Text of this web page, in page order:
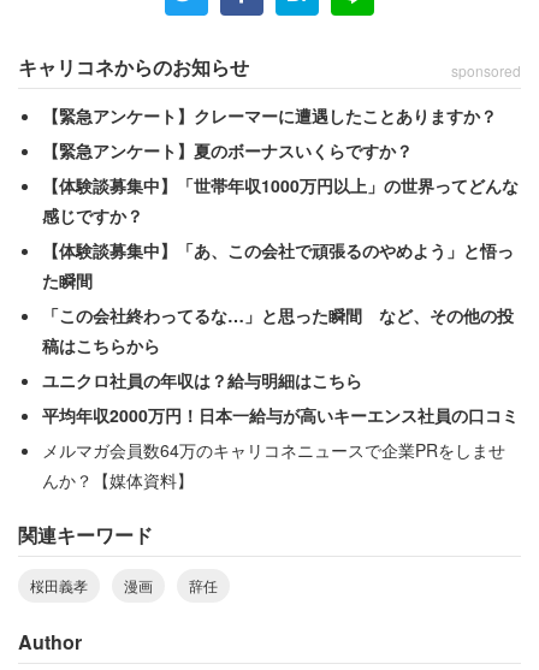
大学入試に失敗した後、アルバイトで大工の仕事を始め
る。2年働き、周囲のすすめで明治大学の夜間部に入学し
た。25歳で建設会社を立ち上げ、30歳で柏青年会議所に
入所。33歳で理事長になった。
その後、1987年に柏市議会議員、1995年に県議会議員、
1996年に衆院選に当選するのだが、出馬を決めた背景と
「成功している人たちとのつき合いが増え 彼らの
家を直接手がけているうちに だんだんと自分もこ
の人たちと付き合うにふさわしい 大きな人間にな
らなくてはと思うようになりました」
「もっと上のステージに行きたい」
現したい社会像、問題意識などは描かれていなかった。
キャリコネからのお知らせ sponsored
【緊急アンケート】クレーマーに遭遇したことありますか？
【緊急アンケート】夏のボーナスいくらですか？
【体験談募集中】「世帯年収1000万円以上」の世界ってどんな
感じですか？
【体験談募集中】「あ、この会社で頑張るのやめよう」と悟っ
た瞬間
「この会社終わってるな…」と思った瞬間 など、その他の投
稿はこちらから
ユニクロ社員の年収は？給与明細はこちら
平均年収2000万円！日本一給与が高いキーエンス社員の口コミ
メルマガ会員数64万のキャリコネニュースで企業PRをしませ
んか？【媒体資料】
関連キーワード
桜田義孝 漫画 辞任
Author